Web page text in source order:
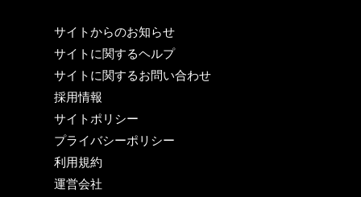
サイトからのお知らせ
サイトに関するヘルプ
サイトに関するお問い合わせ
採用情報
サイトポリシー
プライバシーポリシー
利用規約
運営会社